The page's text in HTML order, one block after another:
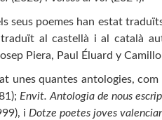
seus poemes han estat
al castellà i al català
Piera, Paul Éluard y
unes quantes antologies, com
Envit. Antologia de nous
i Dotze poetes joves